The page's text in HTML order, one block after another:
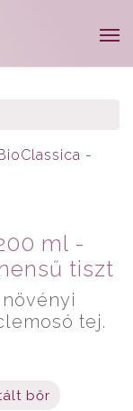
ml -
tiszt
tej.
bőr